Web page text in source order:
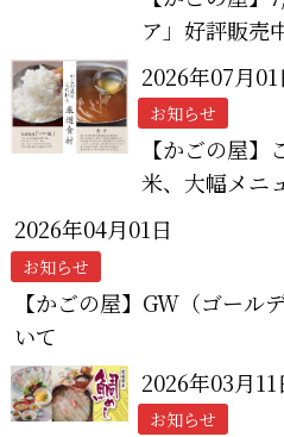
ア」好評販売
2026年07月01
お知らせ
【かごの屋
米、大幅メニ
2026年04月01日
お知らせ
【かごの屋】GW（ゴール
いて
2026年03月11
お知らせ